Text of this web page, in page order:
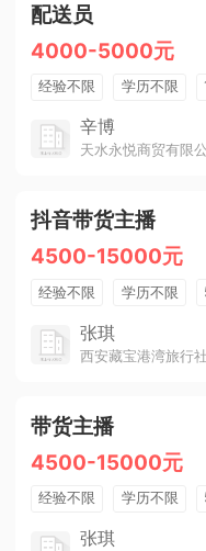
配送员
4000-5000元
经验不限 学历不限
辛博
天水永悦商贸有限
抖音带货主播
4500-15000元
经验不限 学历不限
奖励计划张琪
带货主播
4500-15000元
经验不限 学历不限
销售奖金张琪